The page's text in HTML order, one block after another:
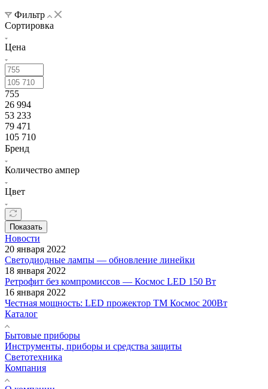
Фильтр
Сортировка
Цена
755
26 994
53 233
79 471
105 710
Бренд
Количество ампер
Цвет
Показать
Новости
20 января 2022
Светодиодные лампы — обновление линейки
18 января 2022
Ретрофит без компромиссов — Космос LED 150 Вт
16 января 2022
Честная мощность: LED прожектор ТМ Космос 200Вт
Каталог
Бытовые приборы
Инструменты, приборы и средства защиты
Светотехника
Компания